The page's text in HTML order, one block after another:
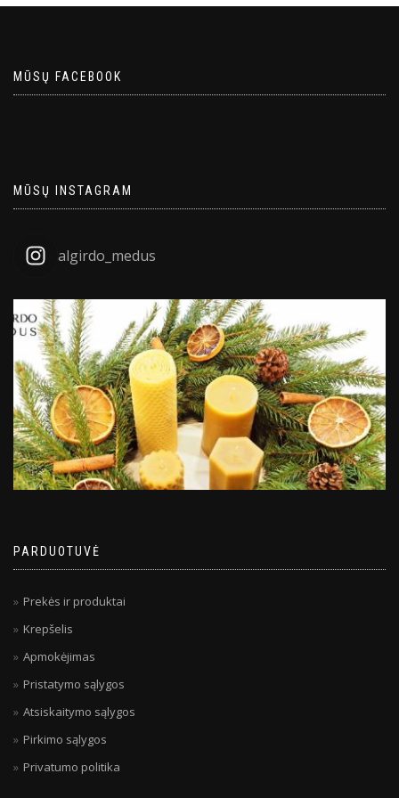
MŪSŲ FACEBOOK
MŪSŲ INSTAGRAM
algirdo_medus
PARDUOTUVĖ
Prekės ir produktai
Krepšelis
Apmokėjimas
Pristatymo sąlygos
Atsiskaitymo sąlygos
Pirkimo sąlygos
Privatumo politika